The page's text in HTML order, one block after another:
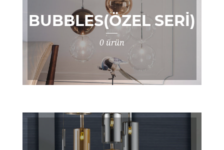
BUBBLES(ÖZEL SERI)
0 ürün